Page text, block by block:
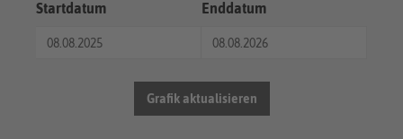
Startdatum Enddatum
Grafik aktualisieren